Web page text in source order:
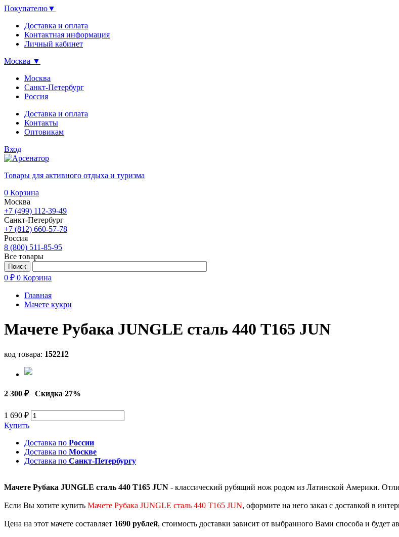
Покупателю▼
Доставка и оплата
Контактная информация
Личный кабинет
Москва ▼
Москва
Санкт-Петербург
Россия
Доставка и оплата
Контакты
Оптовикам
Вход
Товары для активного отдыха и туризма
0 Корзина
Москва
+7 (499) 112-39-49
Санкт-Петербург
+7 (812) 660-57-78
Россия
8 (800) 511-85-95
Все товары
0 ₽ 0 Корзина
Главная
Мачете кукри
Мачете Рубака JUNGLE сталь 440 T165 JUN
код товара: 152212
2 300 ₽ Скидка 27%
1 690 ₽
Купить
Доставка по России
Доставка по Москве
Доставка по Санкт-Петербургу
Мачете Рубака JUNGLE сталь 440 T165 JUN - классический рубящий нож родом из Латинской Америки.
Если Вы хотите купить Мачете Рубака JUNGLE сталь 440 T165 JUN, оформите на него заказ с доставкой в
Цена на этот мачете составляет 1690 рублей, стоимость доставки зависит от выбранного Вами способа и будет